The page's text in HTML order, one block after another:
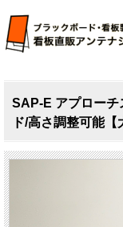
SAP-E アプロー
ド/高さ調整可能【